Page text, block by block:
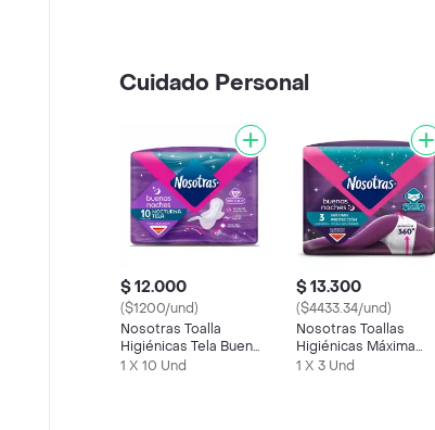
Cuidado Personal
$ 12.000
($1200/und)
Nosotras Toalla
Higiénicas Tela Buenas
Noches
1 X 10 Und
$ 13.300
($4433.34/und)
Nosotras Toallas
Higiénicas Máxima
Protección Buenas
1 X 3 Und